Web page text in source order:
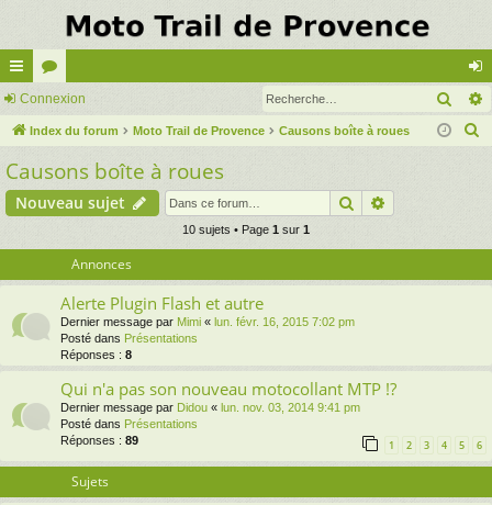
cc
ès
ra
pi
or
u
m
s
on
ne
Connexion
Index du forum Moto Trail de Provence Causons boîte à roues
r
Causons boîte à roues
Nouveau sujet Rechercher
10 sujets • Page 1 sur 1
Annonces
Alerte Plugin Flash et autre
Dernier message par Mimi « lun. févr. 16, 2015 7:02 pm
Posté dans Présentations
Réponses : 8
Qui n'a pas son nouveau motocollant MTP !?
Dernier message par Didou « lun. nov. 03, 2014 9:41 pm
Posté dans Présentations
Réponses : 89 1 2 3 4 5 6
Sujets